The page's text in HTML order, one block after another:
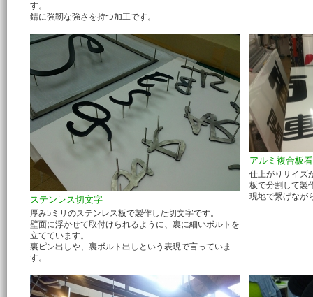
す。
錆に強靭な強さを持つ加工です。
ステンレス切文字
厚み5ミリのステンレス板で製作した切文字です。
壁面に浮かせて取付けられるように、裏に細いボルトを
立てています。
裏ピン出しや、裏ボルト出しという表現で言っていま
す。
アルミ複合板
仕上がりサイズ
板で分割して製
現地で繋げなが